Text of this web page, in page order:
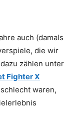
auch (damals
die wir
zählen unter
Fighter X
waren,